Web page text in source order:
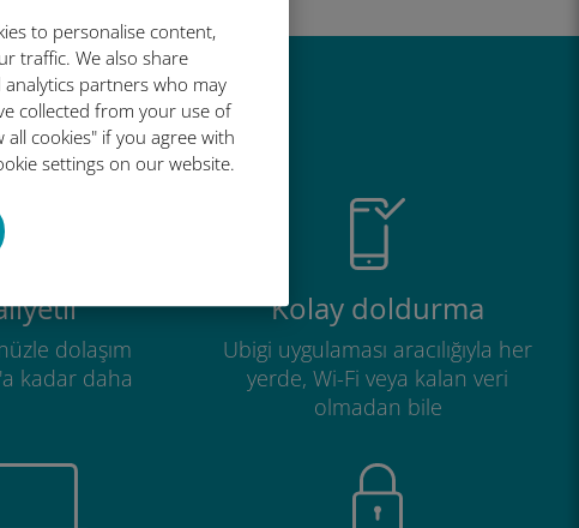
to personalise content,
traffic. We also share
partners who may
collected from your use of
cookies" if you agree with
settings on our website.
harika
dolaşım
kadar daha
Kolay doldurma
Ubigi uygulaması aracılığıyla her
yerde, Wi-Fi veya kalan veri
olmadan bile